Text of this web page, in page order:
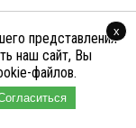
1»представления
наш сайт, Вы
файлов.
x